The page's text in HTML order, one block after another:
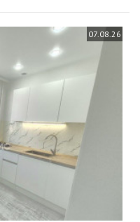
07.08.26